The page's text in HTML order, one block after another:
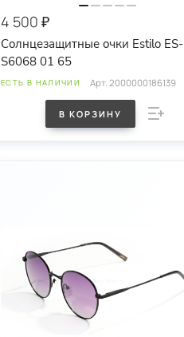
4 500 ₽
Солнцезащитные очки Estilo ES-
S6068 01 65
ЕСТЬ В НАЛИЧИИ Арт.2000000186139
В КОРЗИНУ